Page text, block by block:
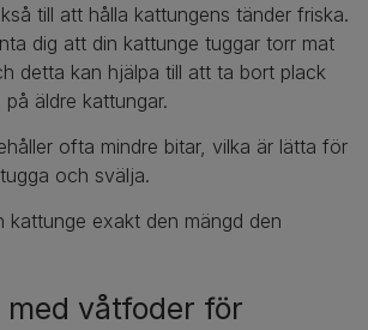
till att hålla kattungens tänder friska.
dig att din kattunge tuggar torr mat
detta kan hjälpa till att ta bort plack
äldre kattungar.
ofta mindre bitar, vilka är lätta för
och svälja.
kattunge exakt den mängd den
med våtfoder för